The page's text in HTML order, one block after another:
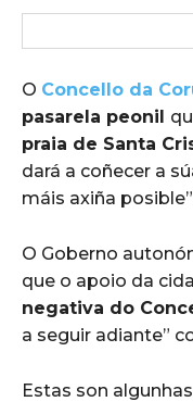
O Concello da
pasarela peonil
praia de Santa
dará a coñecer a
máis axiña
O Goberno
que o apoio da
negativa do
a seguir adiante”
Estas son